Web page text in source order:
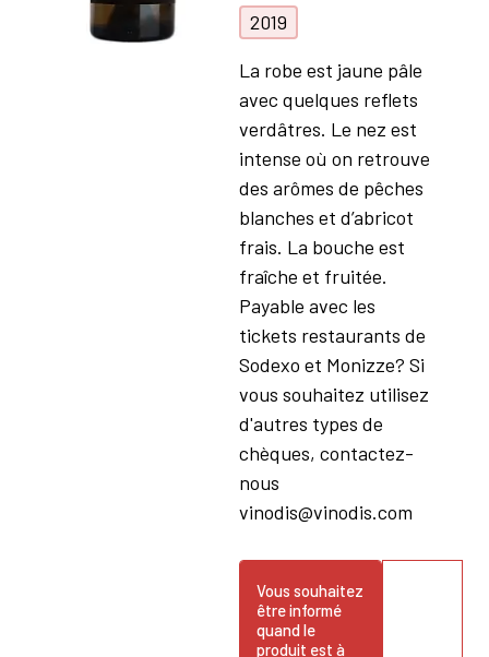
2019
La robe est jaune pâle
avec quelques reflets
verdâtres. Le nez est
intense où on retrouve
des arômes de pêches
blanches et d’abricot
frais. La bouche est
fraîche et fruitée.
Payable avec les
tickets restaurants de
Sodexo et Monizze? Si
vous souhaitez utilisez
d'autres types de
chèques, contactez-
nous
vinodis@vinodis.com
Vous souhaitez
être informé
quand le
produit est à